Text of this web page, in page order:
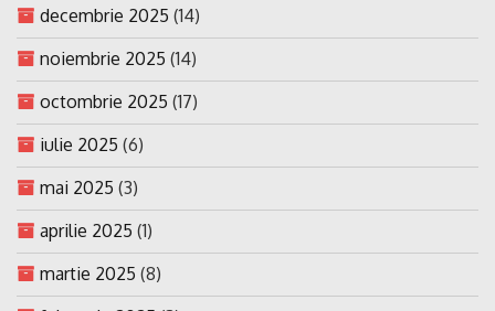
decembrie 2025 (14)
noiembrie 2025 (14)
octombrie 2025 (17)
iulie 2025 (6)
mai 2025 (3)
aprilie 2025 (1)
martie 2025 (8)